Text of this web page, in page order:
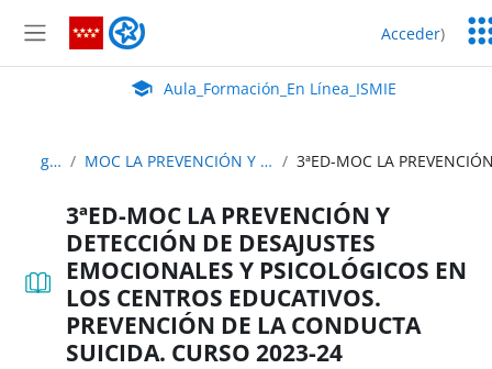
Panel lateral
Aula_Formación_En Línea_ISMIE Acceder)
Aula Virtual de EducaMadrid:
Aula_Formación_En Línea_ISMIE
guias_didacticas MOC LA PREVENCIÓN Y DETECCIÓN DE DESAJUSTES EMOCIONALES Y PSICOLÓGICOS EN LOS CENTROS EDUCATIVOS. PREVENCIÓN DE LA CONDUCTA SUICIDA
3ªED-MOC LA PREVENCIÓN Y
DETECCIÓN DE DESAJUSTES
EMOCIONALES Y PSICOLÓGICOS EN
LOS CENTROS EDUCATIVOS.
PREVENCIÓN DE LA CONDUCTA
SUICIDA. CURSO 2023-24